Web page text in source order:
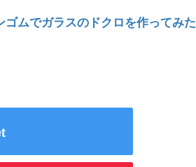
ゴムでガラスのドクロを作ってみた